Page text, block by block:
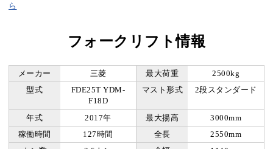
ら
フォークリフト情報
メーカー 三菱 最大荷重
2500kg
型式
FDE25T YDM-
F18D
マスト形式 2段スタンダード
年式 2017年 最大揚高
3000mm
稼働時間
127時間 全長
2550mm